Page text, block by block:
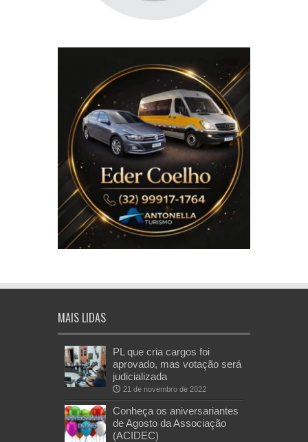
MAIS LIDAS
PL que cria cargos foi
aprovado, mas votação será
judicializada
21 de novembro de 2022
Conheça os aniversariantes
de Agosto da Associação
(ACIDEC)